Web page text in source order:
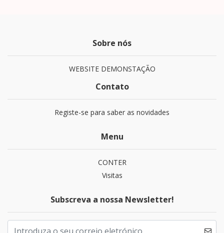
Sobre nós
WEBSITE DEMONSTAÇÃO
Contato
Registe-se para saber as novidades
Menu
CONTER
Visitas
Subscreva a nossa Newsletter!